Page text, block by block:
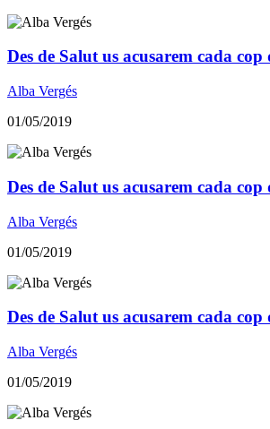
Des de Salut us acusarem cada
Alba Vergés
01/05/2019
Des de Salut us acusarem cada
Alba Vergés
01/05/2019
Des de Salut us acusarem cada
Alba Vergés
01/05/2019